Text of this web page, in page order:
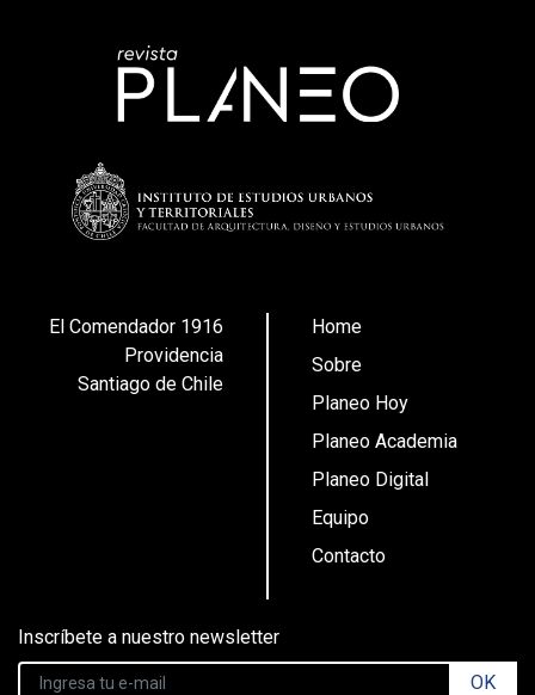
El Comendador 1916
Providencia
Santiago de Chile
Home
Sobre
Planeo Hoy
Planeo Academia
Planeo Digital
Equipo
Contacto
Inscríbete a nuestro newsletter
OK